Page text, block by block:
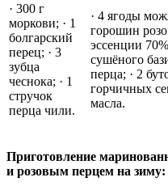
· 300 г
моркови; · 1
болгарский
перец; · 3
зубца
чеснока; · 1
стручок
перца чили.
· 4 ягоды
горошин
эссенции
сушёного
перца; · 2
горчичных
масла.
Приготовление
и розовым перцем на зиму: